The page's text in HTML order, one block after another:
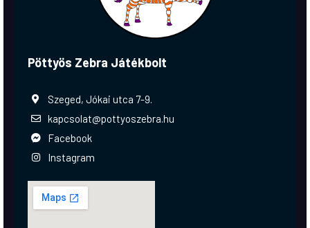
Pöttyös Zebra Játékbolt
Szeged, Jókai utca 7-9.
kapcsolat@pottyoszebra.hu
Facebook
Instagram